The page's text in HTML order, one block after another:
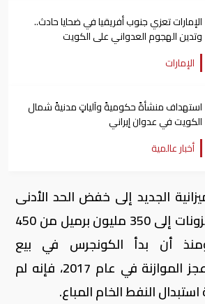
الإمارات تعزي جنوب أفريقيا في ضحايا حادث..
وتدين الهجوم العدواني على الكويت
الإمارات
استهداف منشأةً حكوميةً وآلياتٍ مدنيةً شمال
الكويت في عدوان إيراني
أخبار عالمية
الجديد إلى خفض الحد الأدنى
القانوني من المخزونات إلى 350 مليون برميل من 450
أن بدأ الكونجرس في بيع
الاحتياطيات لسد عجز الموازنة في عام 2017، فإنه لم
النفط الخام المباع.